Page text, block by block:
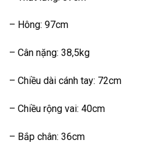
– Hông: 97cm
– Cân nặng: 38,5kg
– Chiều dài cánh tay: 72cm
– Chiều rộng vai: 40cm
– Bắp chân: 36cm